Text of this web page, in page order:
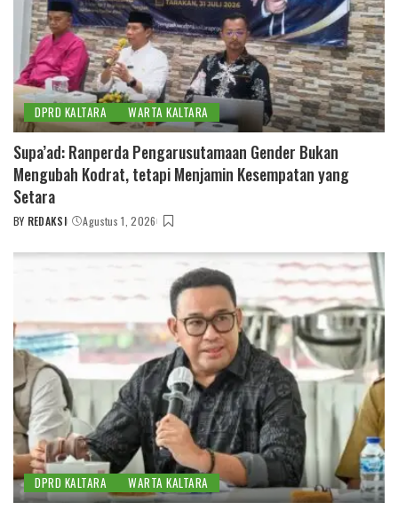
DPRD KALTARA WARTA KALTARA
Supa’ad: Ranperda Pengarusutamaan Gender Bukan
Mengubah Kodrat, tetapi Menjamin Kesempatan yang
Setara
POSTED
BY REDAKSI Agustus 1, 2026
DPRD KALTARA WARTA KALTARA